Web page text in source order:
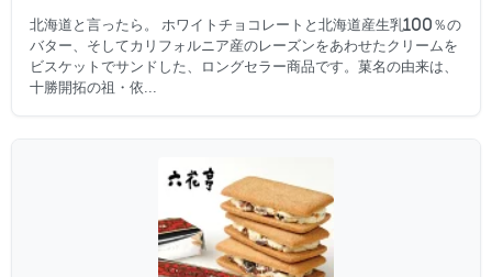
北海道と言ったら。 ホワイトチョコレートと北海道産生乳100％の
バター、そしてカリフォルニア産のレーズンをあわせたクリームを
ビスケットでサンドした、ロングセラー商品です。菓名の由来は、
十勝開拓の祖・依...